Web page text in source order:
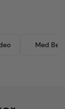
Med